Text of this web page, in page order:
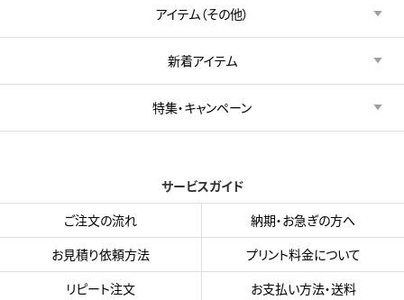
アイテム（その他）
新着アイテム
特集・キャンペーン
サービスガイド
ご注文の流れ
納期・お急ぎの方へ
お見積り依頼方法
プリント料金について
リピート注文
お支払い方法・送料